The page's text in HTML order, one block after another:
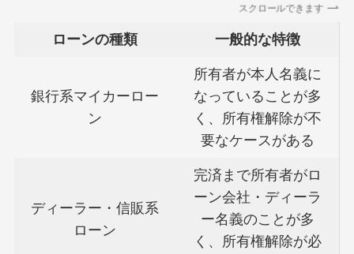
スクロールできます
ローンの種類 一般的な特徴
銀行系マイカーロー
ン
所有者が本人名義に
なっていることが多
く、所有権解除が不
要なケースがある
ディーラー・信販系
ローン
完済まで所有者がロ
ーン会社・ディーラ
ー名義のことが多
く、所有権解除が必